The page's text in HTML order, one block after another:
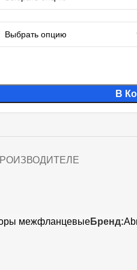
В
межфланцевыеБренд: